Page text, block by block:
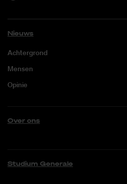
Nieuws
Achtergrond
Mensen
Opinie
Over ons
Studium Generale